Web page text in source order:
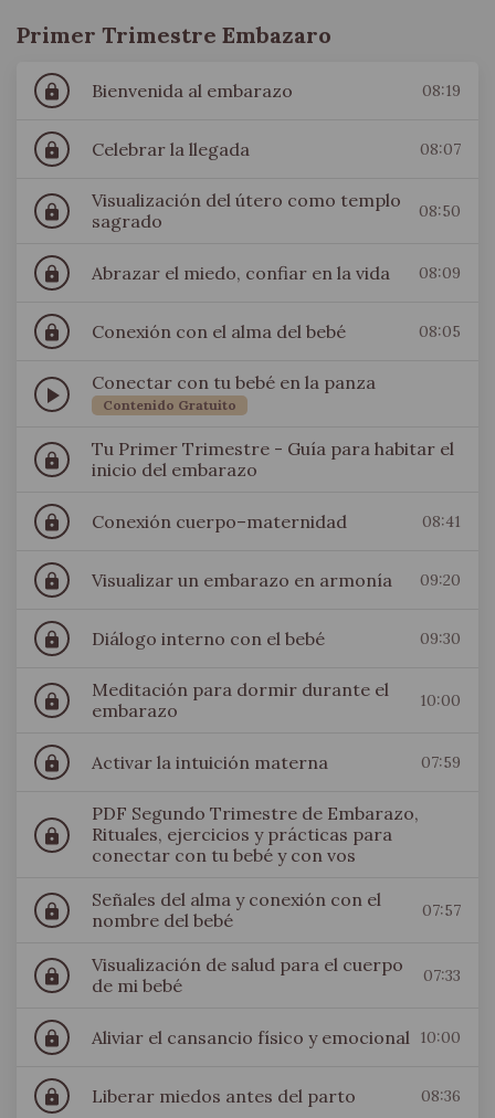
Primer Trimestre Embazaro
lock Bienvenida al embarazo 08:19
lock Celebrar la llegada 08:07
lock
Visualización del útero como templo
sagrado
08:50
lock Abrazar el miedo, confiar en la vida 08:09
lock Conexión con el alma del bebé 08:05
play_arrow Conectar con tu bebé en la panza
Contenido Gratuito
lock
Tu Primer Trimestre - Guía para habitar el
inicio del embarazo
lock Conexión cuerpo–maternidad 08:41
lock Visualizar un embarazo en armonía 09:20
lock Diálogo interno con el bebé 09:30
lock
Meditación para dormir durante el
embarazo
10:00
lock Activar la intuición materna 07:59
lock
PDF Segundo Trimestre de Embarazo,
Rituales, ejercicios y prácticas para
conectar con tu bebé y con vos
lock
Señales del alma y conexión con el
nombre del bebé
07:57
lock
Visualización de salud para el cuerpo
de mi bebé
07:33
lock Aliviar el cansancio físico y emocional 10:00
lock Liberar miedos antes del parto 08:36